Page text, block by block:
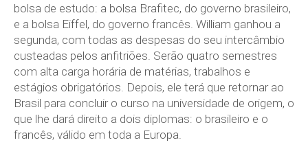
bolsa de estudo: a bolsa Brafitec, do governo brasileiro,
e a bolsa Eiffel, do governo francês. William ganhou a
segunda, com todas as despesas do seu intercâmbio
custeadas pelos anfitriões. Serão quatro semestres
com alta carga horária de matérias, trabalhos e
estágios obrigatórios. Depois, ele terá que retornar ao
Brasil para concluir o curso na universidade de origem, o
que lhe dará direito a dois diplomas: o brasileiro e o
francês, válido em toda a Europa.